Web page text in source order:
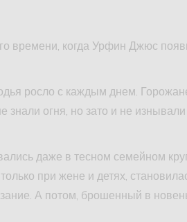
времени, когда Урфин Джюс
росло с каждым днем.
знали огня, но зато и не
даже в тесном семейном
при жене и детях,
А потом, брошенный в